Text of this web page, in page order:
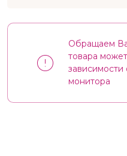
Обращаем
товара
монитора